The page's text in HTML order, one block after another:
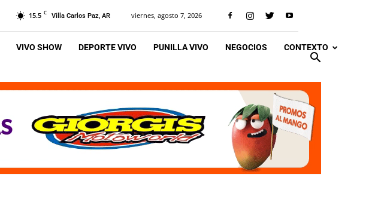
15.5 C Villa Carlos Paz, AR viernes, agosto 7, 2026
VIVO SHOW DEPORTE VIVO PUNILLA VIVO NEGOCIOS CONTEXTO